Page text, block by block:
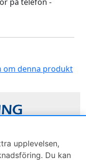
upplevelsen,
Du kan
om denna produkt